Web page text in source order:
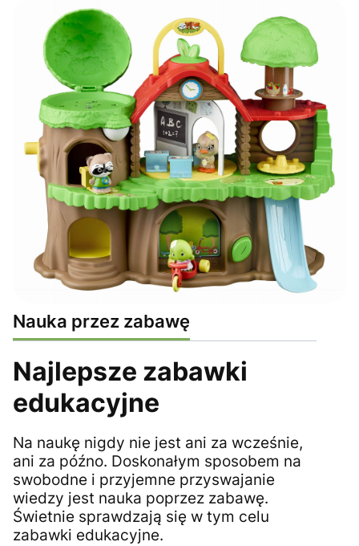
Nauka przez zabawę
Najlepsze zabawki
edukacyjne
Na naukę nigdy nie jest ani za wcześnie,
ani za późno. Doskonałym sposobem na
swobodne i przyjemne przyswajanie
wiedzy jest nauka poprzez zabawę.
Świetnie sprawdzają się w tym celu
zabawki edukacyjne.